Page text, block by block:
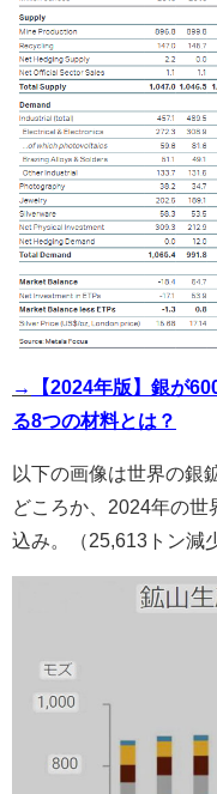
→
【2024年版】銀が
る8つの材料とは？
以下の画像は世界の銀
どころか、2024年の世
込み。（25,613トン減